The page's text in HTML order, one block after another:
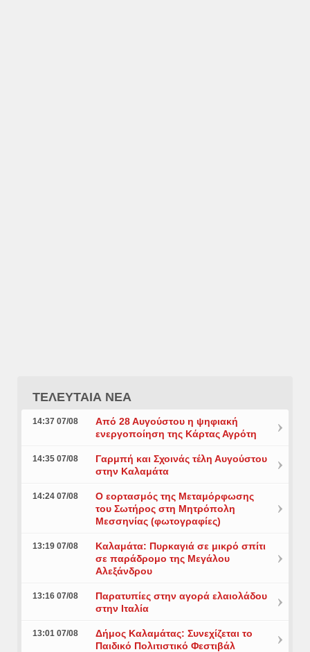
ΤΕΛΕΥΤΑΙΑ ΝΕΑ
14:37 07/08
Από 28 Αυγούστου η ψηφιακή
ενεργοποίηση της Κάρτας Αγρότη
14:35 07/08
Γαρμπή και Σχοινάς τέλη Αυγούστου
στην Καλαμάτα
14:24 07/08
Ο εορτασμός της Μεταμόρφωσης
του Σωτήρος στη Μητρόπολη
Μεσσηνίας (φωτογραφίες)
13:19 07/08
Καλαμάτα: Πυρκαγιά σε μικρό σπίτι
σε παράδρομο της Μεγάλου
Αλεξάνδρου
13:16 07/08
Παρατυπίες στην αγορά ελαιολάδου
στην Ιταλία
13:01 07/08
Δήμος Καλαμάτας: Συνεχίζεται το
Παιδικό Πολιτιστικό Φεστιβάλ